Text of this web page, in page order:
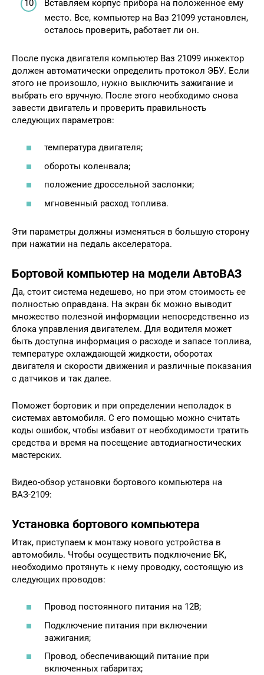
Вставляем корпус прибора на положенное ему
место. Все, компьютер на Ваз 21099 установлен,
осталось проверить, работает ли он.
После пуска двигателя компьютер Ваз 21099 инжектор
должен автоматически определить протокол ЭБУ. Если
этого не произошло, нужно выключить зажигание и
выбрать его вручную. После этого необходимо снова
завести двигатель и проверить правильность
следующих параметров:
температура двигателя;
обороты коленвала;
положение дроссельной заслонки;
мгновенный расход топлива.
Эти параметры должны изменяться в большую сторону
при нажатии на педаль акселератора.
Бортовой компьютер на модели АвтоВАЗ
Да, стоит система недешево, но при этом стоимость ее
полностью оправдана. На экран бк можно выводит
множество полезной информации непосредственно из
блока управления двигателем. Для водителя может
быть доступна информация о расходе и запасе топлива,
температуре охлаждающей жидкости, оборотах
двигателя и скорости движения и различные показания
с датчиков и так далее.
Поможет бортовик и при определении неполадок в
системах автомобиля. С его помощью можно считать
коды ошибок, чтобы избавит от необходимости тратить
средства и время на посещение автодиагностических
мастерских.
Видео-обзор установки бортового компьютера на
ВАЗ-2109:
Установка бортового компьютера
Итак, приступаем к монтажу нового устройства в
автомобиль. Чтобы осуществить подключение БК,
необходимо протянуть к нему проводку, состоящую из
следующих проводов:
Провод постоянного питания на 12В;
Подключение питания при включении
зажигания;
Провод, обеспечивающий питание при
включенных габаритах;